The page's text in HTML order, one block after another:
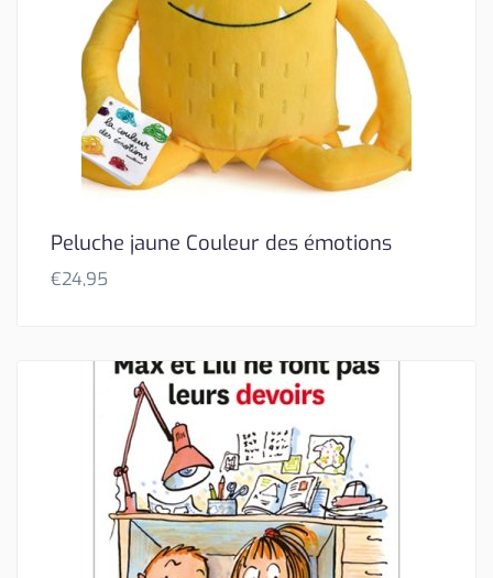
Peluche jaune Couleur des émotions
€24,95